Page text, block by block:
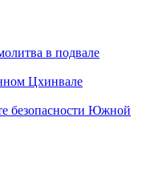
в подвале
Цхинвале
безопасности Южной